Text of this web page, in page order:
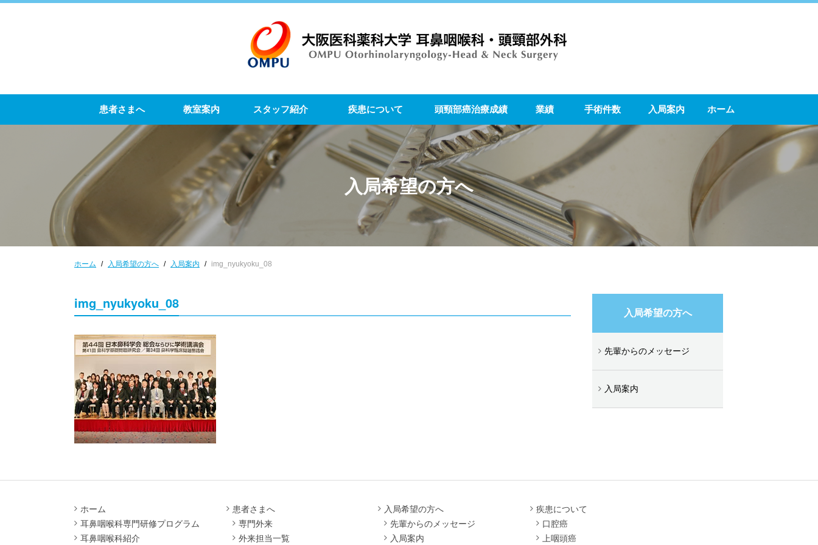
患者さまへ 教室案内 スタッフ紹介 疾患について 頭頸部癌治療成績 業績 手術件数 入局案内 ホーム
入局希望の方へ
ホーム 入局希望の方へ 入局案内 img_nyukyoku_08
img_nyukyoku_08
入局希望の方へ
先輩からのメッセージ
入局案内
ホーム
耳鼻咽喉科専門研修プログラム
耳鼻咽喉科紹介
患者さまへ
専門外来
外来担当一覧
入局希望の方へ
先輩からのメッセージ
入局案内
疾患について
口腔癌
上咽頭癌